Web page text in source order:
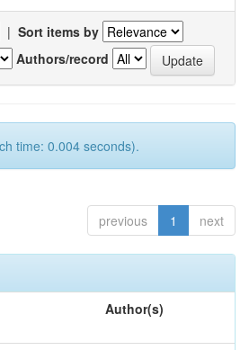
| Sort items by
Authors/record
time: 0.004 seconds).
previous 1 next
Author(s)